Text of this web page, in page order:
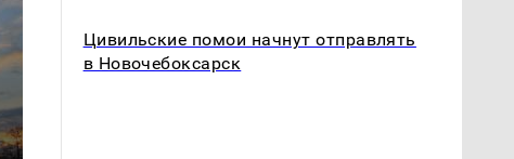
Цивильские помои начнут отправлять
в Новочебоксарск